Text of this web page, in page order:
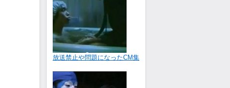
放送禁止や問題になったCM集